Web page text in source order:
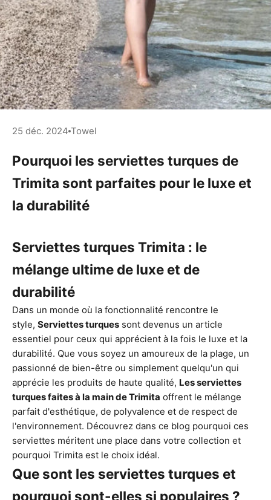
25 déc. 2024 Towel
Pourquoi les serviettes turques de
Trimita sont parfaites pour le luxe et
la durabilité
Serviettes turques Trimita : le
mélange ultime de luxe et de
durabilité
Dans un monde où la fonctionnalité rencontre le
style, Serviettes turques sont devenus un article
essentiel pour ceux qui apprécient à la fois le luxe et la
durabilité. Que vous soyez un amoureux de la plage, un
passionné de bien-être ou simplement quelqu'un qui
apprécie les produits de haute qualité, Les serviettes
turques faites à la main de Trimita offrent le mélange
parfait d'esthétique, de polyvalence et de respect de
l'environnement. Découvrez dans ce blog pourquoi ces
serviettes méritent une place dans votre collection et
pourquoi Trimita est le choix idéal.
Que sont les serviettes turques et
pourquoi sont-elles si populaires ?